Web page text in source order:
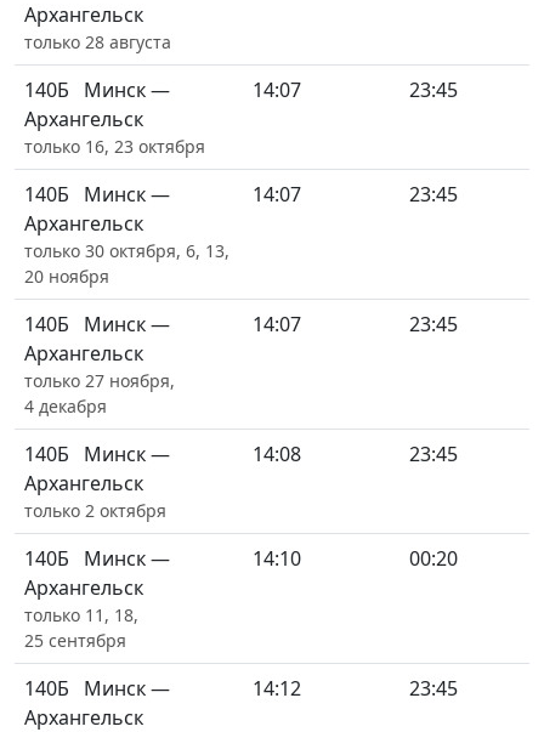
Архангельск
только 28 августа
140Б
Минск —
Архангельск
только 16, 23 октября
14:07 23:45
140Б
Минск —
Архангельск
только 30 октября, 6, 13,
20 ноября
14:07 23:45
140Б
Минск —
Архангельск
только 27 ноября,
4 декабря
14:07 23:45
140Б
Минск —
Архангельск
только 2 октября
14:08 23:45
140Б
Минск —
Архангельск
только 11, 18,
25 сентября
14:10 00:20
140Б
Минск —
Архангельск
14:12 23:45